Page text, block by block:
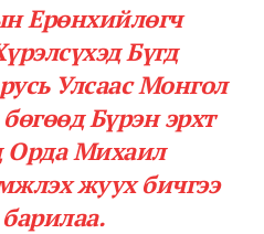
Ерөнхийлөгч
Бүгд
Улсаас Монгол
Бүрэн эрхт
Орда Михаил
жуух бичгээ